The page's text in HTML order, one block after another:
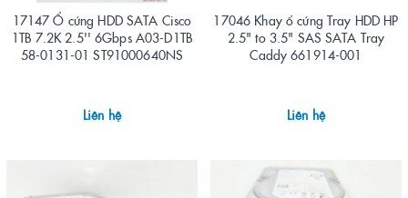
17147 Ổ cứng HDD SATA Cisco
1TB 7.2K 2.5'' 6Gbps A03-D1TB
58-0131-01 ST91000640NS
Liên hệ
17046 Khay ổ cứng Tray HDD HP
2.5" to 3.5" SAS SATA Tray
Caddy 661914-001
Liên hệ